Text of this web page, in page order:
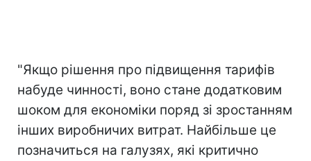
"Якщо рішення про підвищення тарифів
набуде чинності, воно стане додатковим
шоком для економіки поряд зі зростанням
інших виробничих витрат. Найбільше це
позначиться на галузях, які критично